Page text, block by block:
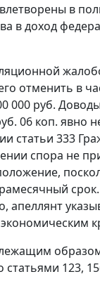
в
в доход
отменить в
000 руб.
06 коп. явно
статьи 333
спора не
статьями 123,